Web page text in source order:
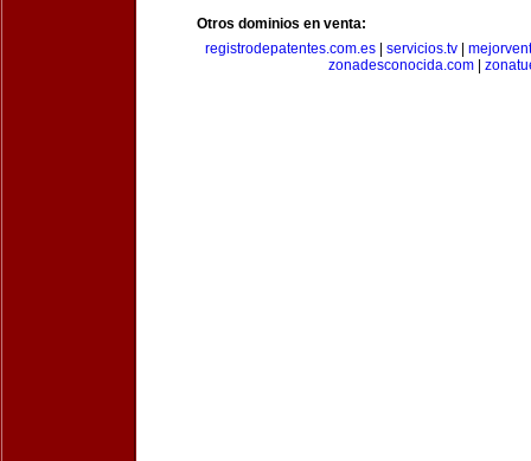
Otros dominios en venta:
registrodepatentes.com.es
servicios.tv
zonadesconocida.com|